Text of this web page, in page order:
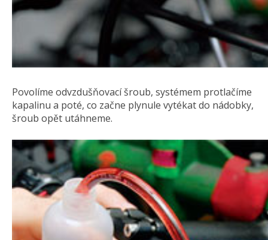
Povolíme odvzdušňovací šroub, systémem protlačíme
kapalinu a poté, co začne plynule vytékat do nádobky,
šroub opět utáhneme.